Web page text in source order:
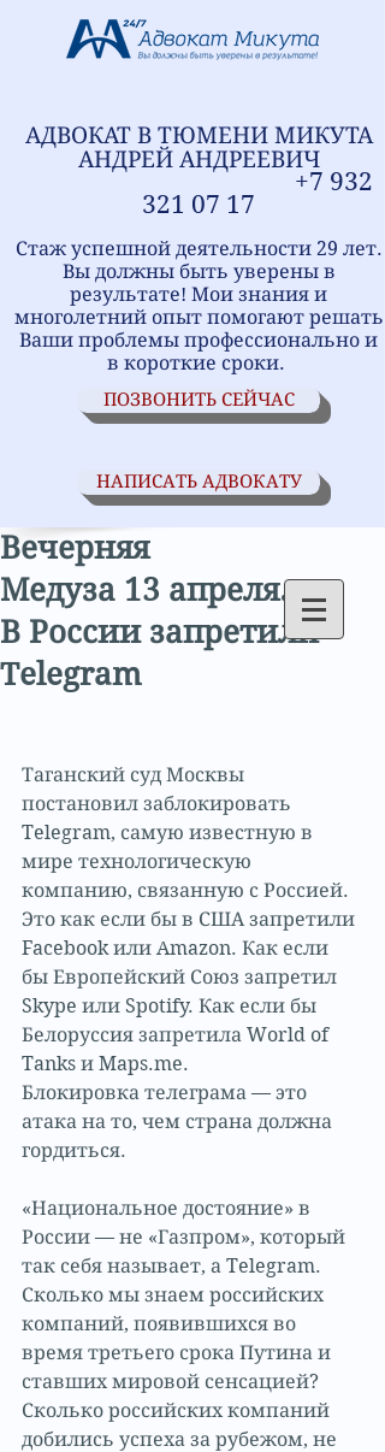
АДВОКАТ В ТЮМЕНИ МИКУТА
АНДРЕЙ АНДРЕЕВИЧ
+7 932
321 07 17
Стаж успешной деятельности 29 лет.
Вы должны быть уверены в
результате! Мои знания и
многолетний опыт помогают решать
Ваши проблемы профессионально и
в короткие сроки.
ПОЗВОНИТЬ СЕЙЧАС
НАПИСАТЬ АДВОКАТУ
Вечерняя
Медуза 13 апреля.
В России запретили
Telegram
Таганский суд Москвы
постановил заблокировать
Telegram, самую известную в
мире технологическую
компанию, связанную с Россией.
Это как если бы в США запретили
Facebook или Amazon. Как если
бы Европейский Союз запретил
Skype или Spotify. Как если бы
Белоруссия запретила World of
Tanks и Maps.me.
Блокировка телеграма — это
атака на то, чем страна должна
гордиться.
«Национальное достояние» в
России — не «Газпром», который
так себя называет, а Telegram.
Сколько мы знаем российских
компаний, появившихся во
время третьего срока Путина и
ставших мировой сенсацией?
Сколько российских компаний
добились успеха за рубежом, не